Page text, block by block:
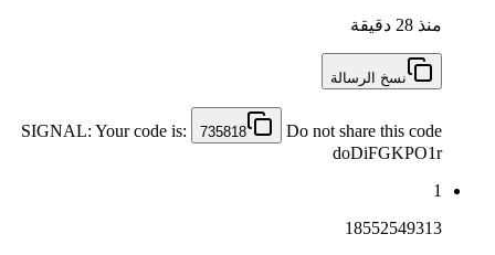
منذ 28 دقيقة
نسخ الرسالة
SIGNAL: Your code is: 735818
Do not share this code
doDiFGKPO1r
1
18552549313